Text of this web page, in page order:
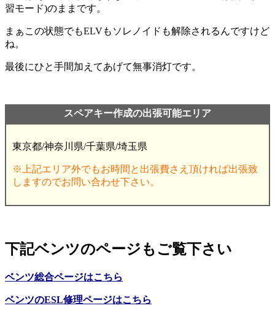
習モード)のままです。
まぁこの状態でもELVもソレノイドも解除されるんですけど
ね。
最後にひと手間加えてあげて無事消灯です。
スペアキー作成の出張可能エリア
東京都/神奈川県/千葉県/埼玉県
※上記エリア外でもお時間と出張費さえ頂ければ出張致
しますのでお問い合わせ下さい。
下記ベンツのページもご覧下さい
ベンツ総合ページはこちら
ベンツのESL修理ページはこちら